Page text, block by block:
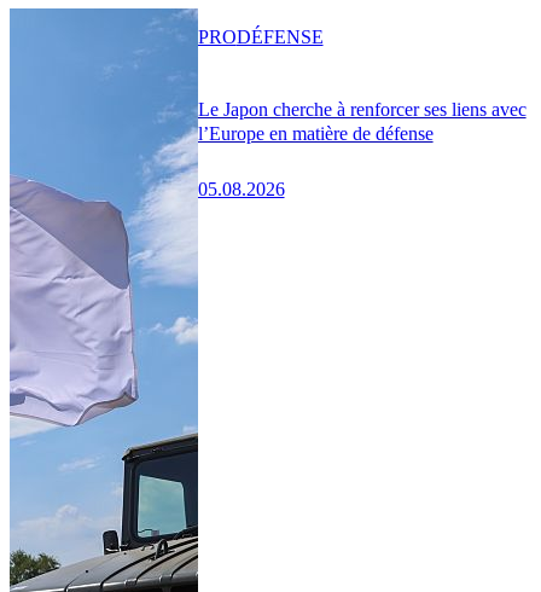
Le Japon cherche à renforcer ses liens avec
l’Europe en matière de défense
05.08.2026
PRODÉFENSE